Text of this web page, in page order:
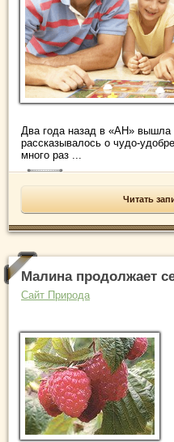
Два года назад в «АН» вышла
рассказывалось о чудо-
много раз ...
Читать
Малина продолжает
Сайт Природа